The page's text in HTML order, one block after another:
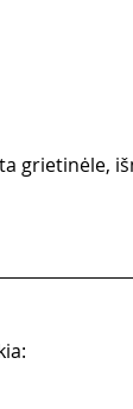
grietinėle,